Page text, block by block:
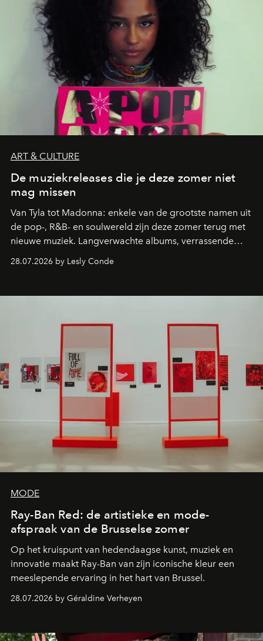
ART & CULTURE
De muziekreleases die je deze zomer niet
mag missen
Van Tyla tot Madonna: enkele van de grootste namen uit
de pop-, R&B- en soulwereld zijn deze zomer terug met
nieuwe muziek. Langverwachte albums, verrassende
comebacks en veelbelovende nieuwe projecten: dit zijn
de releases die je niet mag missen.
28.07.2026 by Lesly Conde
MODE
Ray-Ban Red: de artistieke en mode-
afspraak van de Brusselse zomer
Op het kruispunt van hedendaagse kunst, muziek en
innovatie maakt Ray-Ban van zijn iconische kleur een
meeslepende ervaring in het hart van Brussel.
28.07.2026 by Géraldine Verheyen